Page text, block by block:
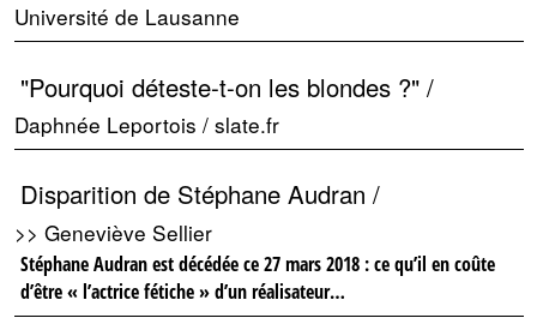
Université de Lausanne
"Pourquoi déteste-t-on les blondes ?" /
Daphnée Leportois / slate.fr
Disparition de Stéphane Audran /
>> Geneviève Sellier
Stéphane Audran est décédée ce 27 mars 2018 : ce qu’il en coûte
d’être « l’actrice fétiche » d’un réalisateur…